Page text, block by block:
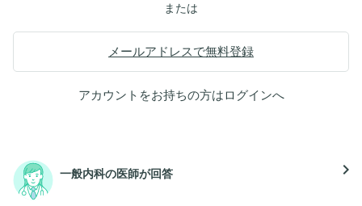
または
メールアドレスで無料登録
アカウントをお持ちの方はログインへ
一般内科の医師が回答 navigate_next